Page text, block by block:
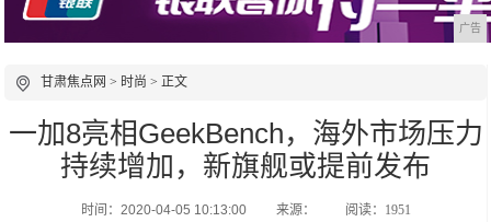
广告
甘肃焦点网 > 时尚 > 正文
​一加8亮相GeekBench，海外市场压力
持续增加，新旗舰或提前发布
时间：2020-04-05 10:13:00 来源： 阅读：1951